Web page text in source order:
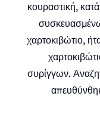
κουραστική,
χαρτοκιβώτιο,
συρίγγων.